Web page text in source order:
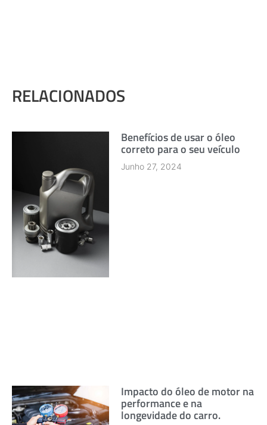
RELACIONADOS
Benefícios de usar o óleo
correto para o seu veículo
Junho 27, 2024
Impacto do óleo de motor na
performance e na
longevidade do carro.